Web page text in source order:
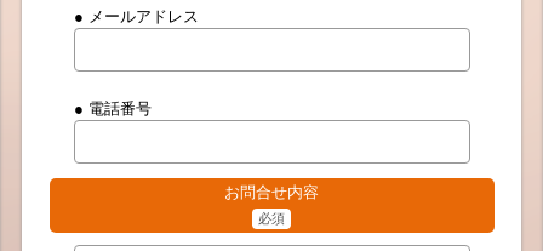
● メールアドレス
● 電話番号
お問合せ内容
必須